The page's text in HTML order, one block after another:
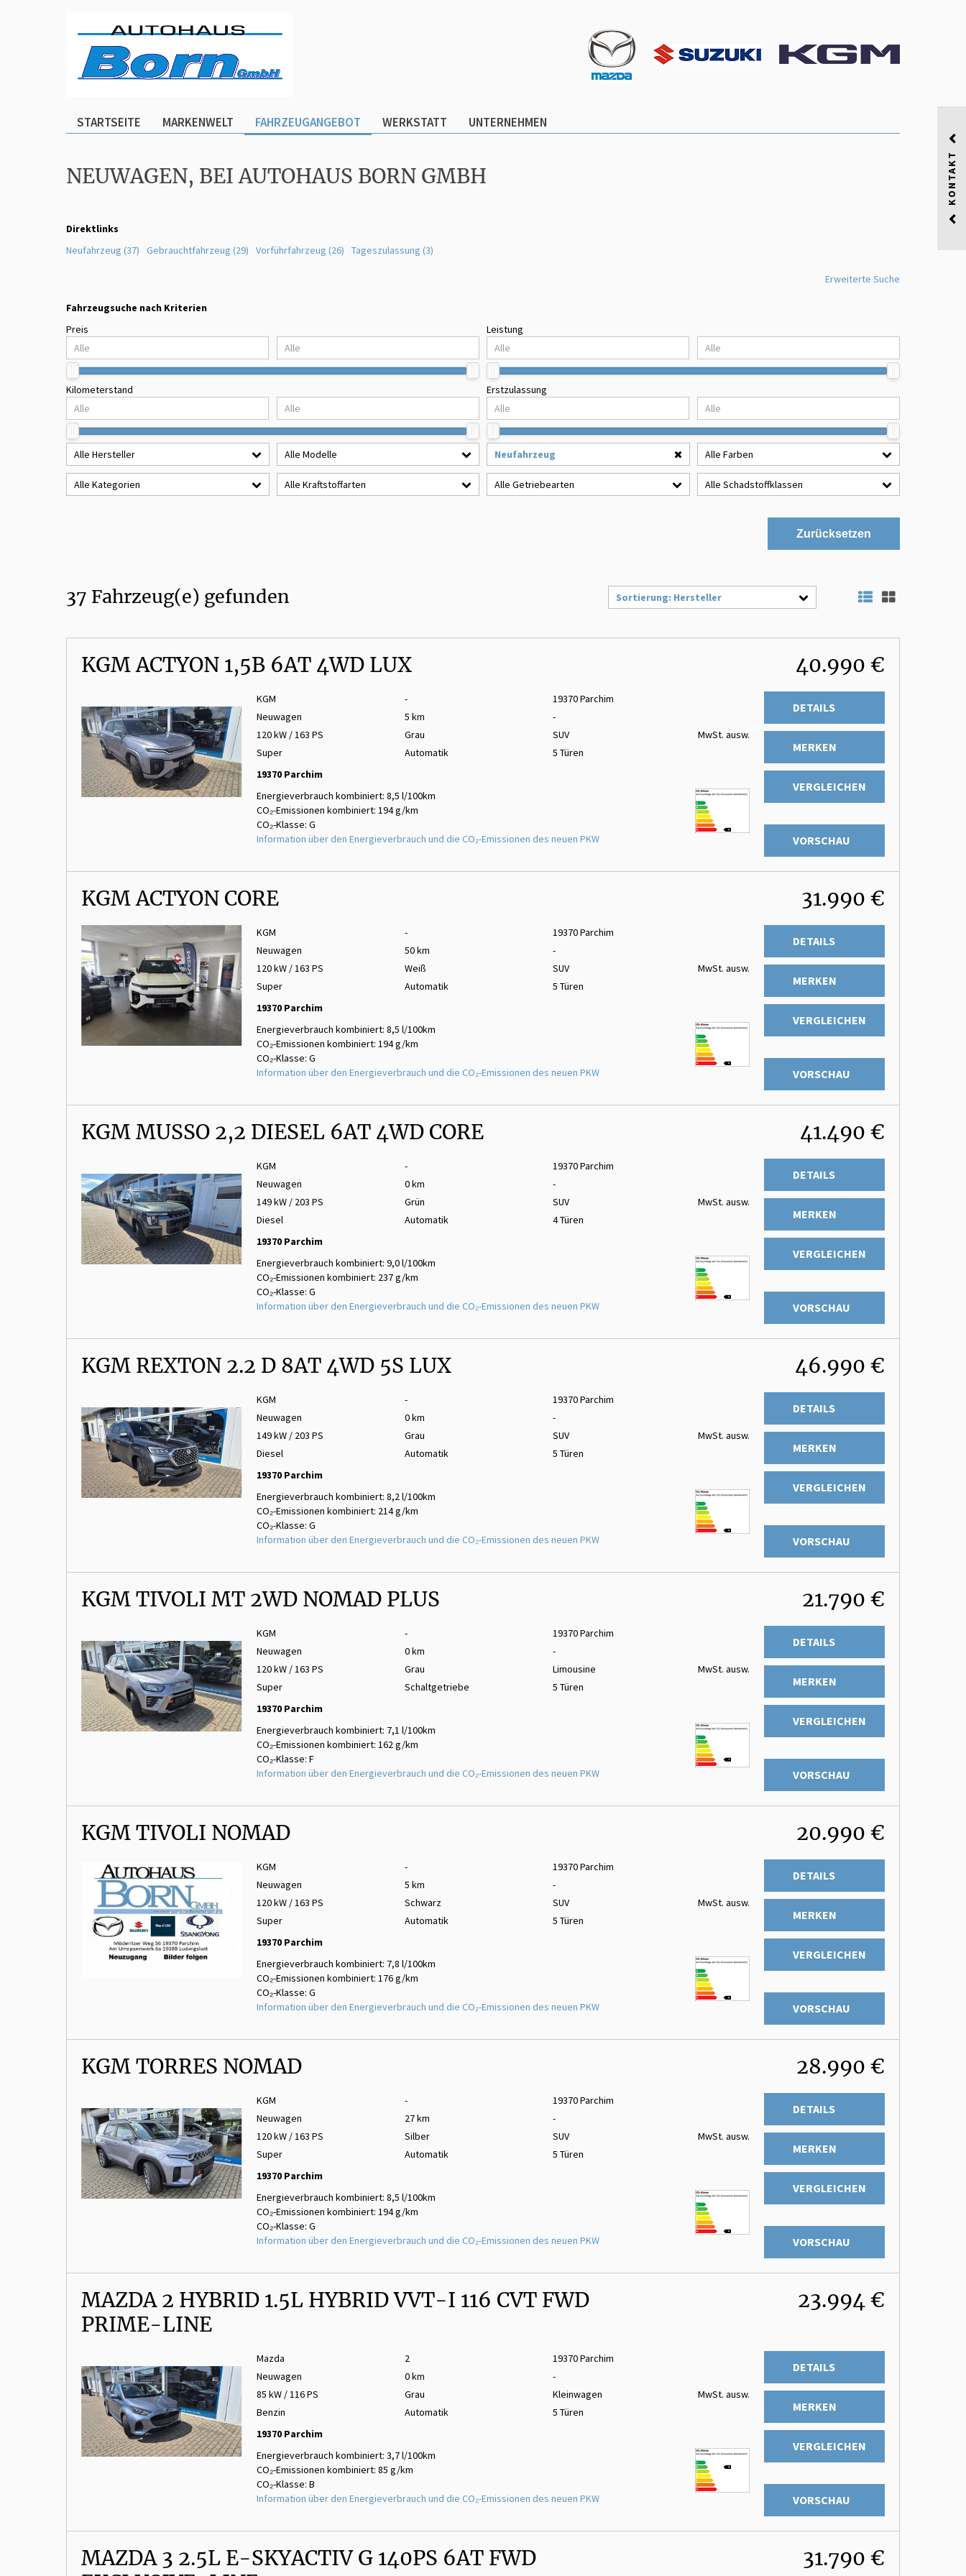
KONTAKT
STARTSEITE MARKENWELT FAHRZEUGANGEBOT WERKSTATT UNTERNEHMEN
NEUWAGEN, BEI AUTOHAUS BORN GMBH
Direktlinks
Neufahrzeug (37)
Gebrauchtfahrzeug (29) Vorführfahrzeug (26) Tageszulassung (3)
Erweiterte Suche
Fahrzeugsuche nach Kriterien
Preis
Leistung
Kilometerstand Erstzulassung
Alle Hersteller Alle Modelle Neufahrzeug Alle Farben
Alle Kategorien Alle Kraftstoffarten Alle Getriebearten Alle Schadstoffklassen
Zurücksetzen
37 Fahrzeug(e) gefunden Sortierung: Hersteller
KGM ACTYON 1,5B 6AT 4WD LUX 40.990 €
KGM -
19370 Parchim
Neuwagen
5 km
-
120 kW / 163 PS
Grau SUV
MwSt. ausw.
Super
Automatik
5 Türen
19370 Parchim
Energieverbrauch kombiniert: 8,5 l/100km
CO₂-Emissionen kombiniert: 194 g/km
CO₂-Klasse: G
Information über den Energieverbrauch und die CO₂-Emissionen des neuen PKW
DETAILS
MERKEN
VERGLEICHEN
VORSCHAU
KGM ACTYON CORE 31.990 €
KGM -
19370 Parchim
Neuwagen
50 km
-
120 kW / 163 PS
Weiß SUV
MwSt. ausw.
Super
Automatik
5 Türen
19370 Parchim
Energieverbrauch kombiniert: 8,5 l/100km
CO₂-Emissionen kombiniert: 194 g/km
CO₂-Klasse: G
Information über den Energieverbrauch und die CO₂-Emissionen des neuen PKW
DETAILS
MERKEN
VERGLEICHEN
VORSCHAU
KGM MUSSO 2,2 DIESEL 6AT 4WD CORE 41.490 €
KGM -
19370 Parchim
Neuwagen
0 km
-
149 kW / 203 PS
Grün SUV
MwSt. ausw.
Diesel
Automatik
4 Türen
19370 Parchim
Energieverbrauch kombiniert: 9,0 l/100km
CO₂-Emissionen kombiniert: 237 g/km
CO₂-Klasse: G
Information über den Energieverbrauch und die CO₂-Emissionen des neuen PKW
DETAILS
MERKEN
VERGLEICHEN
VORSCHAU
KGM REXTON 2.2 D 8AT 4WD 5S LUX 46.990 €
KGM -
19370 Parchim
Neuwagen
0 km
-
149 kW / 203 PS
Grau SUV
MwSt. ausw.
Diesel
Automatik
5 Türen
19370 Parchim
Energieverbrauch kombiniert: 8,2 l/100km
CO₂-Emissionen kombiniert: 214 g/km
CO₂-Klasse: G
Information über den Energieverbrauch und die CO₂-Emissionen des neuen PKW
DETAILS
MERKEN
VERGLEICHEN
VORSCHAU
KGM TIVOLI MT 2WD NOMAD PLUS 21.790 €
KGM -
19370 Parchim
Neuwagen
0 km
-
120 kW / 163 PS
Grau Limousine
MwSt. ausw.
Super
Schaltgetriebe
5 Türen
19370 Parchim
Energieverbrauch kombiniert: 7,1 l/100km
CO₂-Emissionen kombiniert: 162 g/km
CO₂-Klasse: F
Information über den Energieverbrauch und die CO₂-Emissionen des neuen PKW
DETAILS
MERKEN
VERGLEICHEN
VORSCHAU
KGM TIVOLI NOMAD 20.990 €
KGM -
19370 Parchim
Neuwagen
5 km
-
120 kW / 163 PS
Schwarz SUV
MwSt. ausw.
Super
Automatik
5 Türen
19370 Parchim
Energieverbrauch kombiniert: 7,8 l/100km
CO₂-Emissionen kombiniert: 176 g/km
CO₂-Klasse: G
Information über den Energieverbrauch und die CO₂-Emissionen des neuen PKW
DETAILS
MERKEN
VERGLEICHEN
VORSCHAU
KGM TORRES NOMAD 28.990 €
KGM -
19370 Parchim
Neuwagen
27 km
-
120 kW / 163 PS
Silber SUV
MwSt. ausw.
Super
Automatik
5 Türen
19370 Parchim
Energieverbrauch kombiniert: 8,5 l/100km
CO₂-Emissionen kombiniert: 194 g/km
CO₂-Klasse: G
Information über den Energieverbrauch und die CO₂-Emissionen des neuen PKW
DETAILS
MERKEN
VERGLEICHEN
VORSCHAU
MAZDA 2 HYBRID 1.5L HYBRID VVT-I 116 CVT FWD
PRIME-LINE
23.994 €
Mazda 2
19370 Parchim
Neuwagen
0 km
-
85 kW / 116 PS
Grau Kleinwagen
MwSt. ausw.
Benzin
Automatik
5 Türen
19370 Parchim
Energieverbrauch kombiniert: 3,7 l/100km
CO₂-Emissionen kombiniert: 85 g/km
CO₂-Klasse: B
Information über den Energieverbrauch und die CO₂-Emissionen des neuen PKW
DETAILS
MERKEN
VERGLEICHEN
VORSCHAU
MAZDA 3 2.5L E-SKYACTIV G 140PS 6AT FWD
31.790 €